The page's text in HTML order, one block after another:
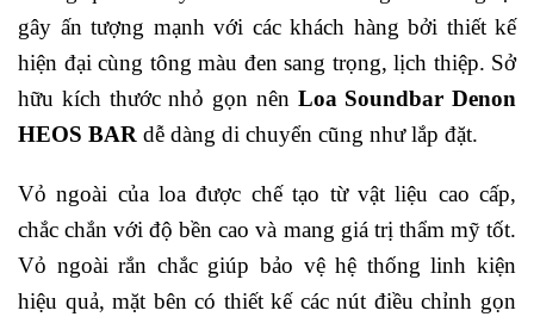
gây ấn tượng mạnh với các khách hàng bởi thiết kế
hiện đại cùng tông màu đen sang trọng, lịch thiệp. Sở
hữu kích thước nhỏ gọn nên Loa Soundbar Denon
HEOS BAR dễ dàng di chuyển cũng như lắp đặt.
Vỏ ngoài của loa được chế tạo từ vật liệu cao cấp,
chắc chắn với độ bền cao và mang giá trị thẩm mỹ tốt.
Vỏ ngoài rắn chắc giúp bảo vệ hệ thống linh kiện
hiệu quả, mặt bên có thiết kế các nút điều chỉnh gọn